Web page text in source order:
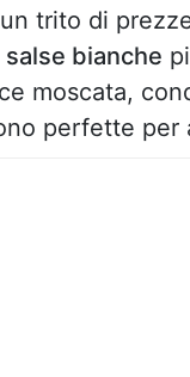
trito di
salse bianche
moscata,
perfette per